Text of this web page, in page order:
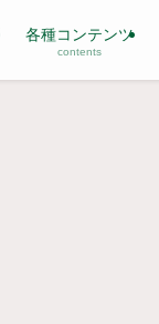
各種コンテンツ
contents